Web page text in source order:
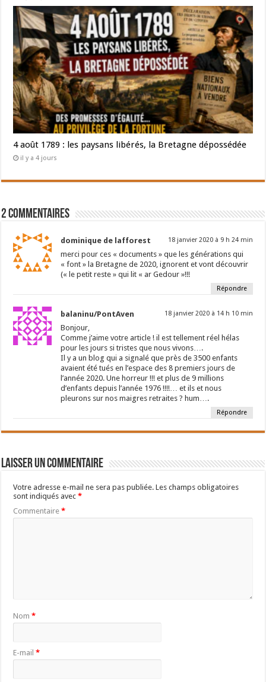
4 août 1789 : les paysans libérés, la Bretagne dépossédée
il y a 4 jours
2 Commentaires
dominique de lafforest 18 janvier 2020 à 9 h 24 min
merci pour ces « documents » que les générations qui
« font » la Bretagne de 2020, ignorent et vont découvrir
(« le petit reste » qui lit « ar Gedour »!!!
Répondre
balaninu/PontAven 18 janvier 2020 à 14 h 10 min
Bonjour,
Comme j’aime votre article ! il est tellement réel hélas
pour les jours si tristes que nous vivons….
Il y a un blog qui a signalé que près de 3500 enfants
avaient été tués en l’espace des 8 premiers jours de
l’année 2020. Une horreur !!! et plus de 9 millions
d’enfants depuis l’année 1976 !!!!… et ils et nous
pleurons sur nos maigres retraites ? hum….
Répondre
Laisser un commentaire
Votre adresse e-mail ne sera pas publiée. Les champs obligatoires
sont indiqués avec*
Commentaire*
Nom*
E-mail*